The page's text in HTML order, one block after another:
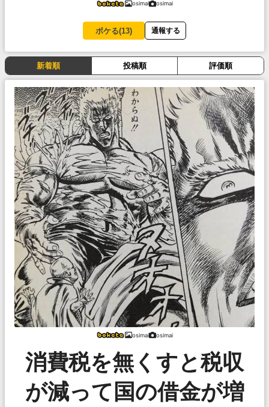
osimai osimai
ボケる(13) 通報する
新着順 投稿順 評価順
osimai osimai
消費税を無くすと税収
が減って国の借金が増